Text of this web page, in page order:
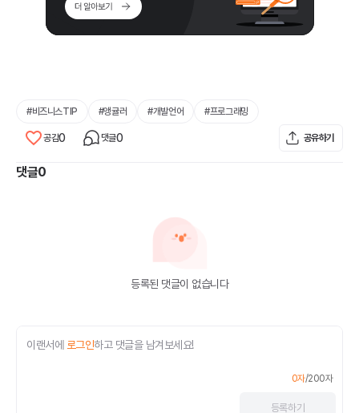
#비즈니스TIP #앵귤러 #개발언어 #프로그래밍
공감0 댓글0 공유하기
댓글0
등록된 댓글이 없습니다
이랜서에 로그인하고 댓글을 남겨보세요!
0자/200자
등록하기